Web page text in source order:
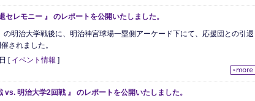
セレモニー 』 のレポートを公開いたしました。
の明治大学戦後に、明治神宮球場一塁側アーケード下にて、応援団との引退
されました。
[ イベント情報 ]
vs. 明治大学2回戦 』 のレポートを公開いたしました。